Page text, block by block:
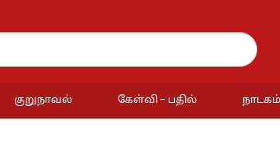
குறுநாவல் கேள்வி – பதில் நாடகம்